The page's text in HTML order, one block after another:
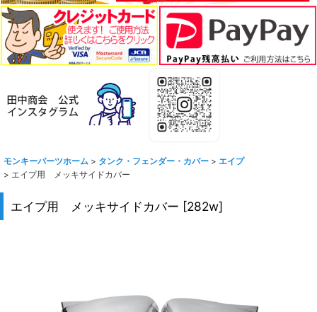
モンキーパーツホーム > タンク・フェンダー・カバー > エイプ
> エイプ用 メッキサイドカバー
エイプ用 メッキサイドカバー [282w]